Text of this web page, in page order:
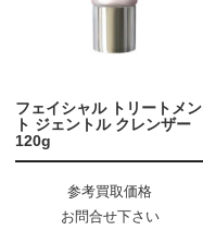
フェイシャル トリートメン
ト ジェントル クレンザー
120g
参考買取価格
お問合せ下さい